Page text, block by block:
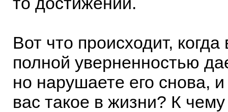
Вот что происходит,
полной уверненностью
но нарушаете его снова,
вас такое в жизни? К